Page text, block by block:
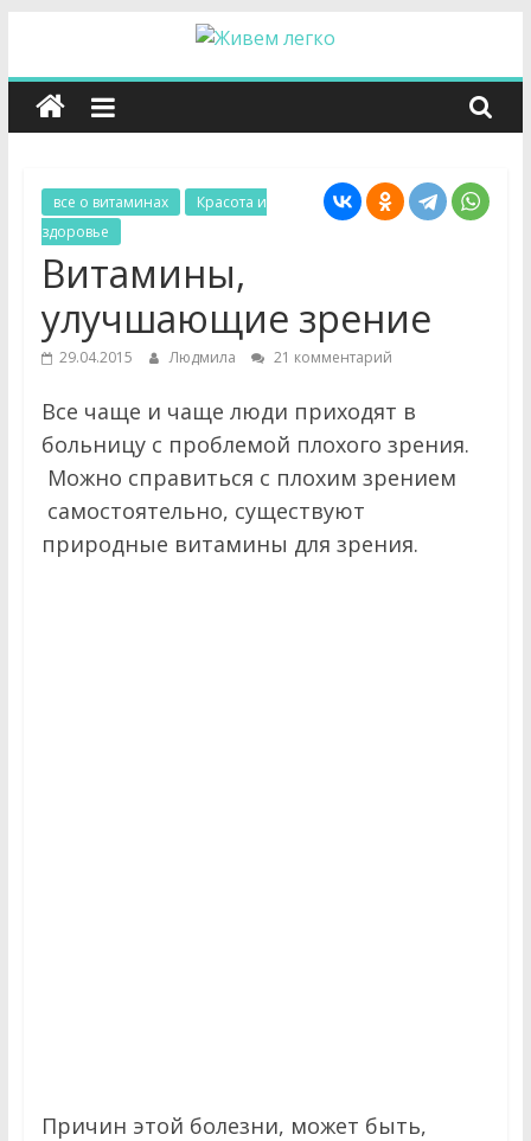
содержимому
Ж
и
в
е
м
л
е
г
все о витаминах
Красота и
здоровье
Витамины,
улучшающие зрение
29.04.2015 Людмила 21 комментарий
Все чаще и чаще люди приходят в
больницу с проблемой плохого зрения.
Можно справиться с плохим зрением
самостоятельно, существуют
природные витамины для зрения.
Причин этой болезни, может быть,